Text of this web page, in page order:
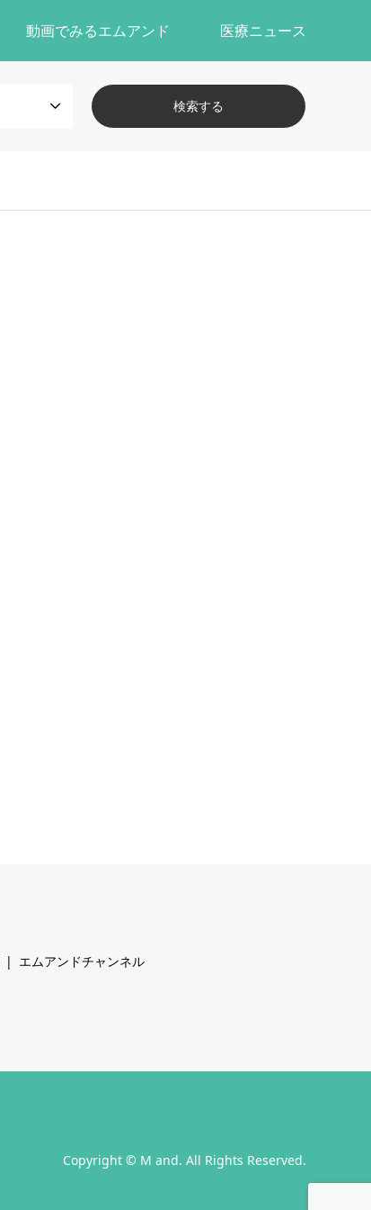
動画でみるエムアンド 医療ニュース
エムアンドチャンネル
Copyright © M and. All Rights Reserved.